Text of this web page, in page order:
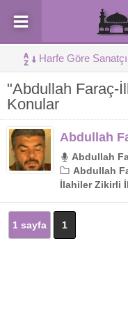
Harfe Göre
"Abdullah Faraç-
Konular
Abdullah
Abdullah
Abdullah
İlahiler Zikirli
1 sayfa 1